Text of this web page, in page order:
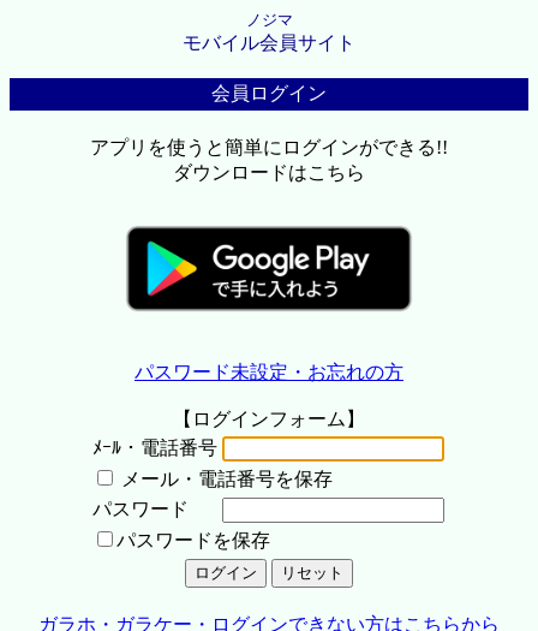
ノジマ
モバイル会員サイト
会員ログイン
アプリを使うと簡単にログインができる!!
ダウンロードはこちら
パスワード未設定・お忘れの方
【ログインフォーム】
ﾒｰﾙ・電話番号
メール・電話番号を保存
パスワード
パスワードを保存
ガラホ・ガラケー・ログインできない方はこちらから